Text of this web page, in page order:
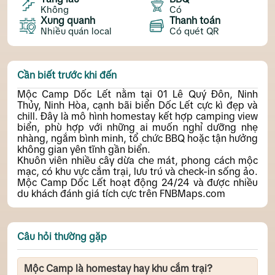
Không Có
Xung quanh
Nhiều quán local
Thanh toán
Có quét QR
Cần biết trước khi đến
Mộc Camp Dốc Lết nằm tại 01 Lê Quý Đôn, Ninh
Thủy, Ninh Hòa, cạnh bãi biển Dốc Lết cực kì đẹp và
chill. Đây là mô hình homestay kết hợp camping view
biển, phù hợp với những ai muốn nghỉ dưỡng nhẹ
nhàng, ngắm bình minh, tổ chức BBQ hoặc tận hưởng
không gian yên tĩnh gần biển.
Khuôn viên nhiều cây dừa che mát, phong cách mộc
mạc, có khu vực cắm trại, lưu trú và check-in sống ảo.
Mộc Camp Dốc Lết hoạt động 24/24 và được nhiều
du khách đánh giá tích cực trên FNBMaps.com
Câu hỏi thường gặp
Mộc Camp là homestay hay khu cắm trại?